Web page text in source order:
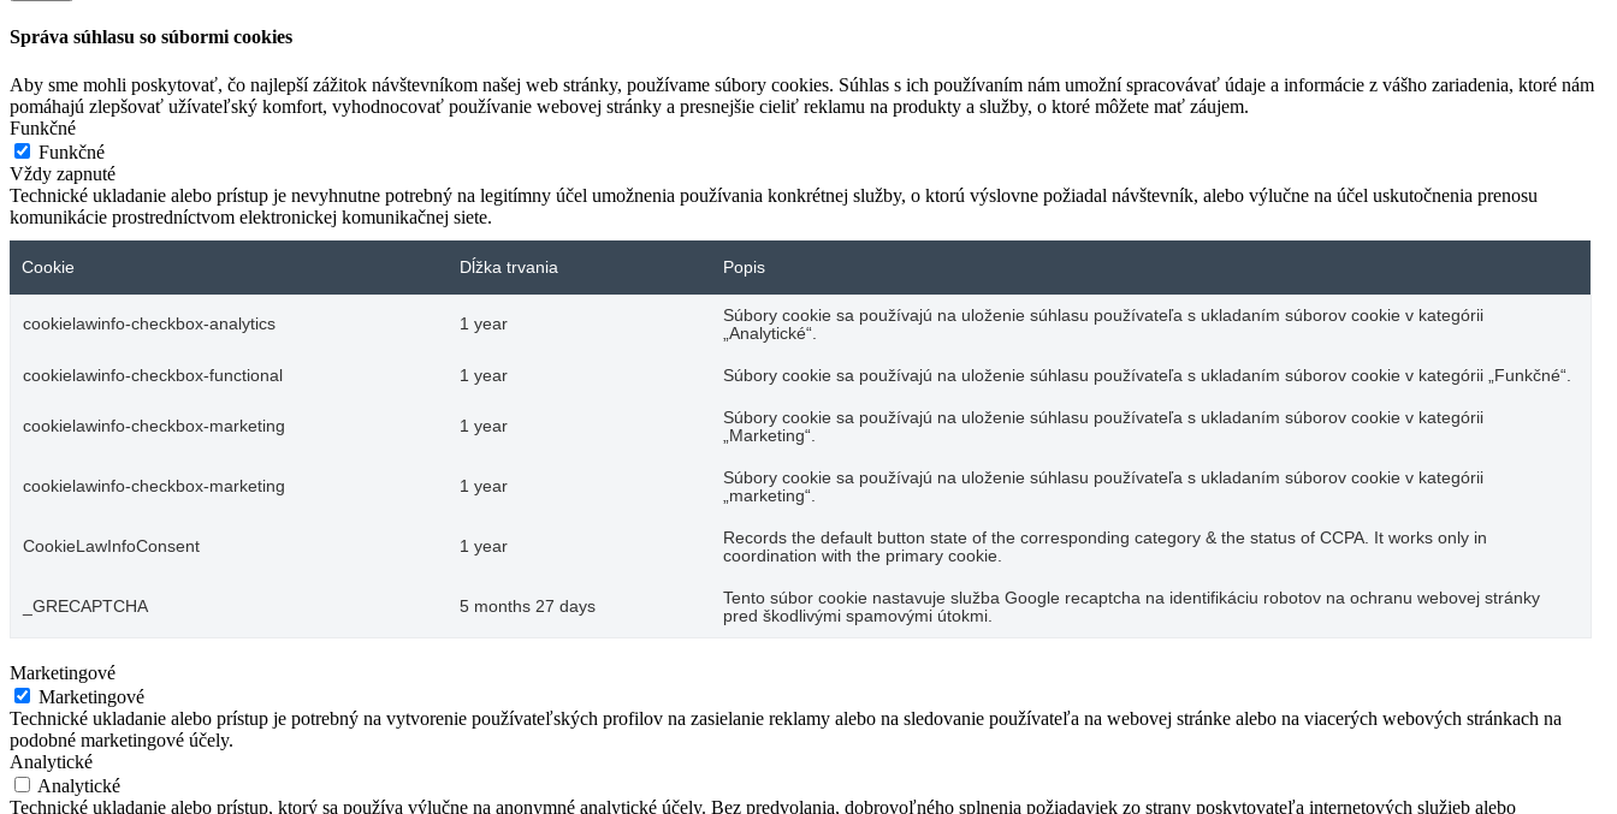
Správa súhlasu so súbormi cookies
Aby sme mohli poskytovať, čo najlepší zážitok návštevníkom našej web stránky, používame súbory cookies. Súhlas s ich používaním nám umožní spracovávať údaje a informácie z vášho zariadenia, ktoré nám
pomáhajú zlepšovať užívateľský komfort, vyhodnocovať používanie webovej stránky a presnejšie cieliť reklamu na produkty a služby, o ktoré môžete mať záujem.
Funkčné
Funkčné
Vždy zapnuté
Technické ukladanie alebo prístup je nevyhnutne potrebný na legitímny účel umožnenia používania konkrétnej služby, o ktorú výslovne požiadal návštevník, alebo výlučne na účel uskutočnenia prenosu
komunikácie prostredníctvom elektronickej komunikačnej siete.
Cookie Dĺžka trvania Popis
cookielawinfo-checkbox-analytics 1 year
Súbory cookie sa používajú na uloženie súhlasu používateľa s ukladaním súborov cookie v kategórii
„Analytické“.
cookielawinfo-checkbox-functional 1 year Súbory cookie sa používajú na uloženie súhlasu používateľa s ukladaním súborov cookie v kategórii „Funkčné“.
cookielawinfo-checkbox-marketing 1 year
Súbory cookie sa používajú na uloženie súhlasu používateľa s ukladaním súborov cookie v kategórii
„Marketing“.
cookielawinfo-checkbox-marketing 1 year
Súbory cookie sa používajú na uloženie súhlasu používateľa s ukladaním súborov cookie v kategórii
„marketing“.
CookieLawInfoConsent 1 year
Records the default button state of the corresponding category & the status of CCPA. It works only in
coordination with the primary cookie.
_GRECAPTCHA 5 months 27 days
Tento súbor cookie nastavuje služba Google recaptcha na identifikáciu robotov na ochranu webovej stránky
pred škodlivými spamovými útokmi.
Marketingové
Marketingové
Technické ukladanie alebo prístup je potrebný na vytvorenie používateľských profilov na zasielanie reklamy alebo na sledovanie používateľa na webovej stránke alebo na viacerých webových stránkach na
podobné marketingové účely.
Analytické
Analytické
Technické ukladanie alebo prístup, ktorý sa používa výlučne na anonymné analytické účely. Bez predvolania, dobrovoľného splnenia požiadaviek zo strany poskytovateľa internetových služieb alebo